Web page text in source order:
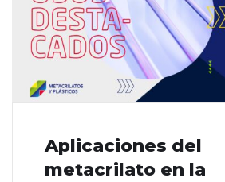
Aplicaciones del
metacrilato en la